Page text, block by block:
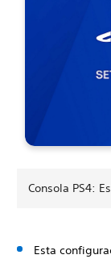
Consola PS4:
Esta